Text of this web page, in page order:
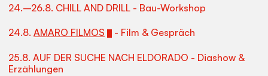
24.–26.8. CHILL AND DRILL - Bau-Workshop
24.8. AMARO FILMOS - Film & Gespräch
25.8. AUF DER SUCHE NACH ELDORADO - Diashow &
Erzählungen